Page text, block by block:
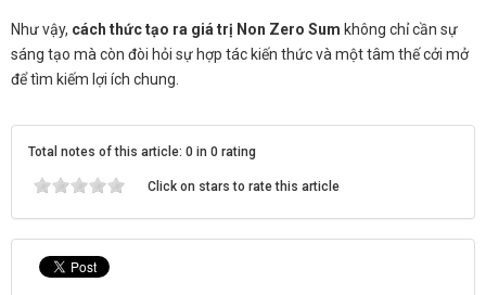
Như vậy, cách thức tạo ra giá trị Non Zero Sum không chỉ cần sự
sáng tạo mà còn đòi hỏi sự hợp tác kiến thức và một tâm thế cởi mở
để tìm kiếm lợi ích chung.
Total notes of this article: 0 in 0 rating
Click on stars to rate this article